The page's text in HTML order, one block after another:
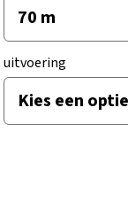
uitvoering